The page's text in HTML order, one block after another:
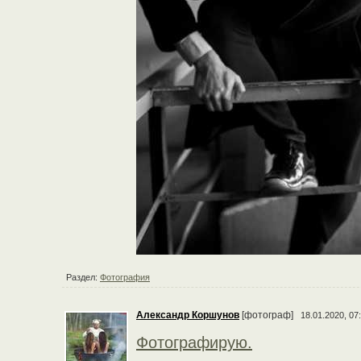
Раздел: Фотография
Александр Коршунов [фотограф] 18.01.2020,
Фотографирую.